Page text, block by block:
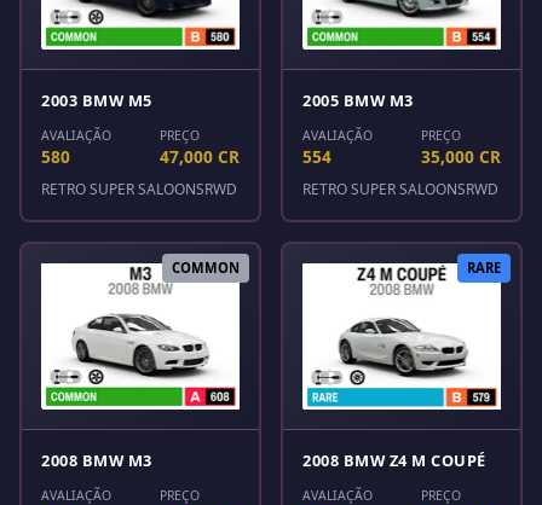
2003 BMW M5
AVALIAÇÃO
580
PREÇO
47,000 CR
RETRO SUPER SALOONSRWD
2005 BMW M3
AVALIAÇÃO
554
PREÇO
35,000 CR
RETRO SUPER SALOONSRWD
COMMON
2008 BMW M3
AVALIAÇÃO PREÇO
RARE
2008 BMW Z4 M COUPÉ
AVALIAÇÃO PREÇO